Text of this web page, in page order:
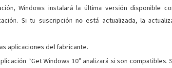
Windows instalará la última versión disponible
Si tu suscripción no está actualizada, la
aplicaciones del fabricante.
“Get Windows 10” analizará si son compatibles.